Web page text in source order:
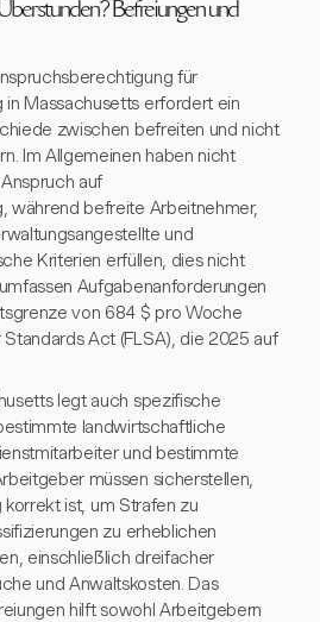
Befreiungen und
für
Massachusetts erfordert ein
zwischen befreiten und nicht
Im Allgemeinen haben nicht
auf
während befreite Arbeitnehmer,
und
Kriterien erfüllen, dies nicht
Aufgabenanforderungen
von 684 $ pro Woche
Act (FLSA), die 2025 auf
legt auch spezifische
landwirtschaftliche
und bestimmte
müssen sicherstellen,
korrekt ist, um Strafen zu
zu erheblichen
einschließlich dreifacher
und Anwaltskosten. Das
hilft sowohl Arbeitgebern